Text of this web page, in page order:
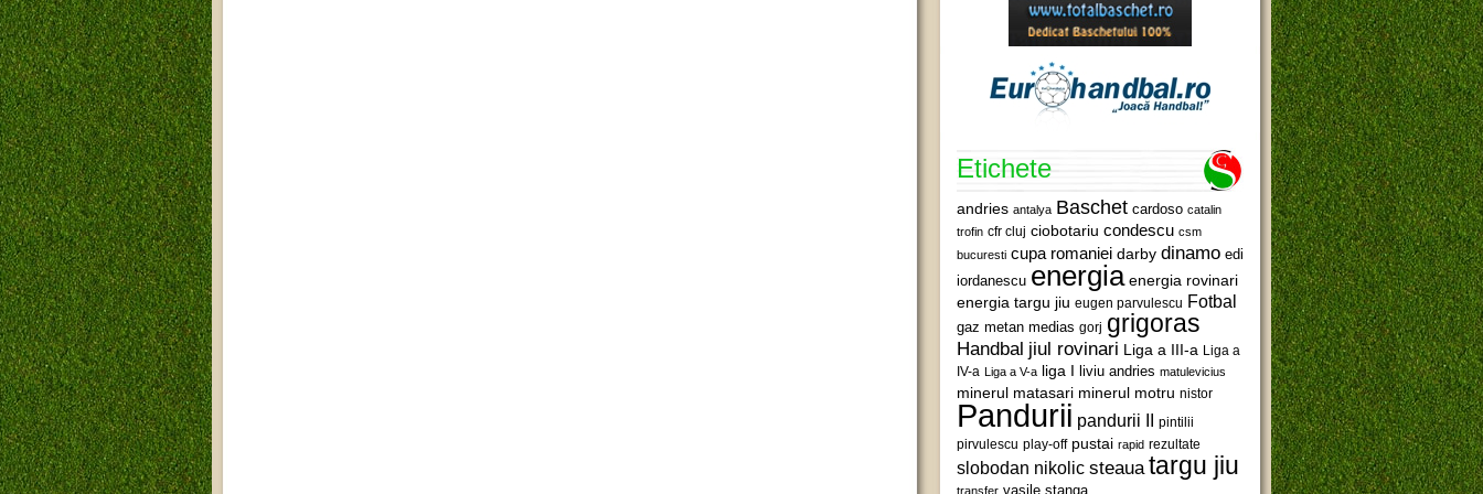
Etichete
andries antalya Baschet cardoso catalin
trofin cfr cluj ciobotariu condescu csm
bucuresti cupa romaniei darby dinamo edi
iordanescu energia energia rovinari
energia targu jiu eugen parvulescu Fotbal
gaz metan medias gorj grigoras
Handbal jiul rovinari Liga a III-a Liga a
IV-a Liga a V-a liga I liviu andries matulevicius
minerul matasari minerul motru nistor
Pandurii pandurii II pintilii
pirvulescu play-off pustai rapid rezultate
slobodan nikolic steaua targu jiu
transfer vasile stanga